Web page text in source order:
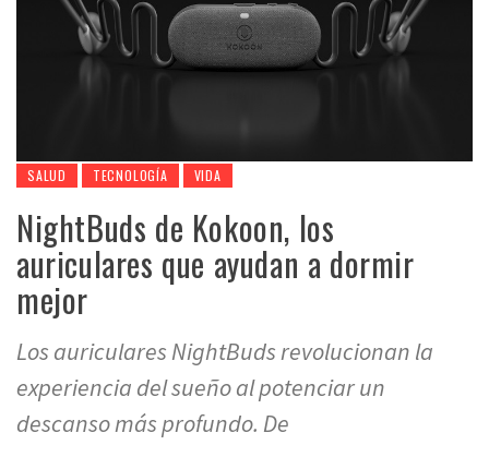
SALUD TECNOLOGÍA VIDA
NightBuds de Kokoon, los
auriculares que ayudan a dormir
mejor
Los auriculares NightBuds revolucionan la
experiencia del sueño al potenciar un
descanso más profundo. De